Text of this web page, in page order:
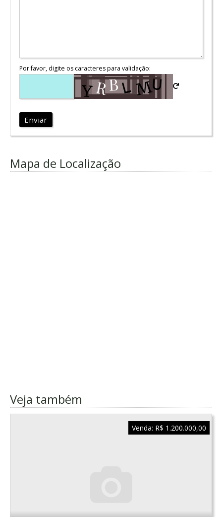
Por favor, digite os caracteres para validação:
Enviar
Mapa de Localização
Veja também
Venda: R$ 1.200.000,00